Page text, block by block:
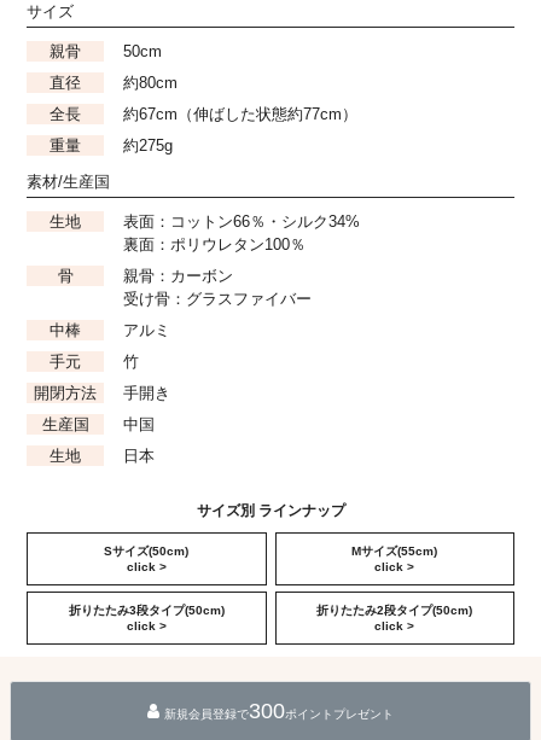
サイズ
親骨
50cm
直径
約80cm
全長
約67cm（伸ばした状態約77cm）
重量
約275g
素材/生産国
生地
表面：コットン66％・シルク34%
裏面：ポリウレタン100％
骨
親骨：カーボン
受け骨：グラスファイバー
中棒
アルミ
手元
竹
開閉方法
手開き
生産国
中国
生地
日本
サイズ別 ラインナップ
Sサイズ(50cm)
click >
Mサイズ(55cm)
click >
折りたたみ3段タイプ(50cm)
click >
折りたたみ2段タイプ(50cm)
click >
新規会員登録で300ポイントプレゼント